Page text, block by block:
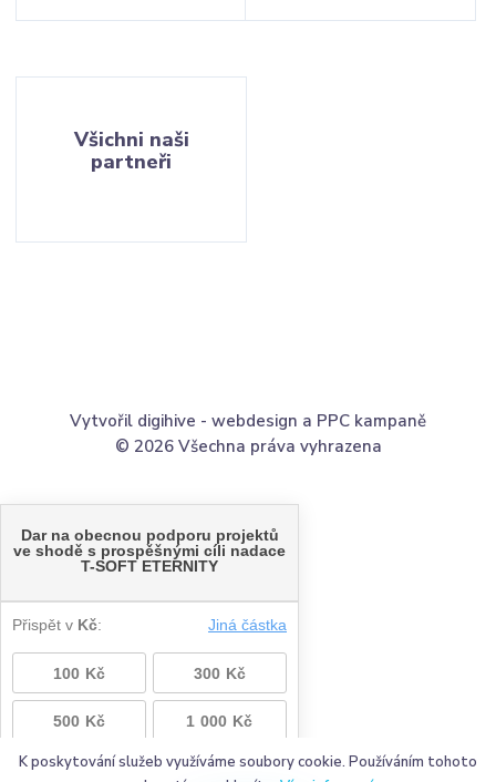
K poskytování služeb využíváme soubory cookie. Používáním tohoto
Všichni naši
partneři
© 2026 Všechna práva vyhrazena
Vytvořil digihive - webdesign a PPC kampaně